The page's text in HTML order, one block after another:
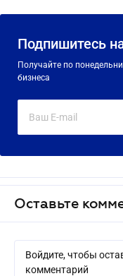
Подпишитесь
Получайте по
бизнеса
Оставьте
Войдите, чтобы
комментарий